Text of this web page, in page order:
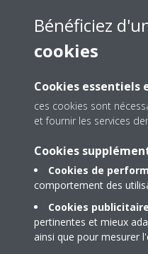
Road, Opposite New Vision,
Bénéficiez
cookies
Cookies essentiels
ces cookies sont
et fournir les services
Cookies
Cookies de
comportement des
Cookies
pertinentes et mieux
ainsi que pour mesurer